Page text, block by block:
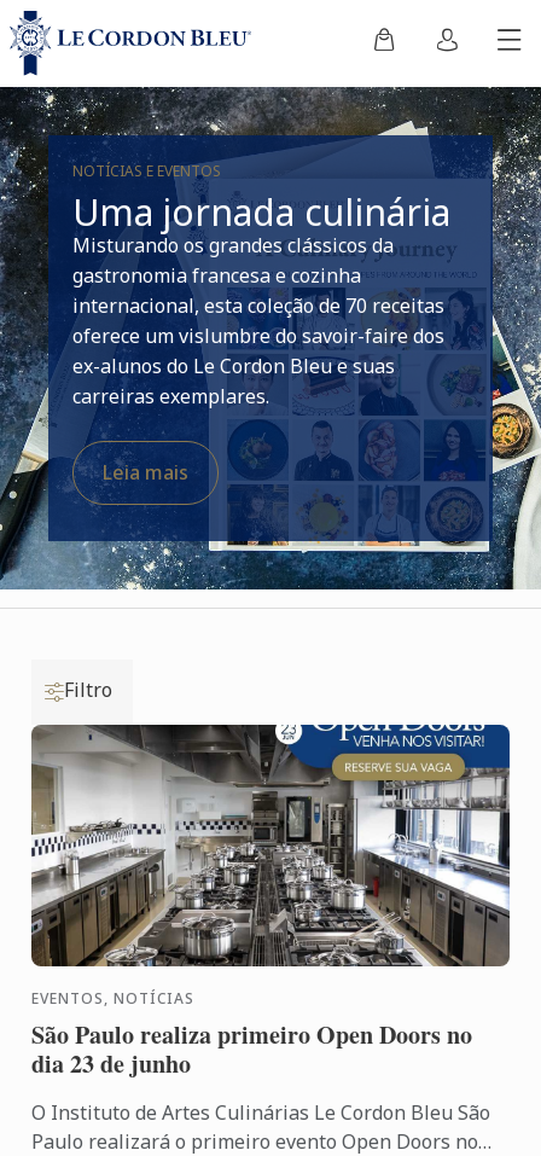
NOTÍCIAS E EVENTOS
Uma jornada culinária
Misturando os grandes clássicos da
gastronomia francesa e cozinha
internacional, esta coleção de 70 receitas
oferece um vislumbre do savoir-faire dos
ex-alunos do Le Cordon Bleu e suas
carreiras exemplares.
Leia mais
Filtro
EVENTOS, NOTÍCIAS
São Paulo realiza primeiro Open Doors no
dia 23 de junho
O Instituto de Artes Culinárias Le Cordon Bleu São
Paulo realizará o primeiro evento Open Doors no